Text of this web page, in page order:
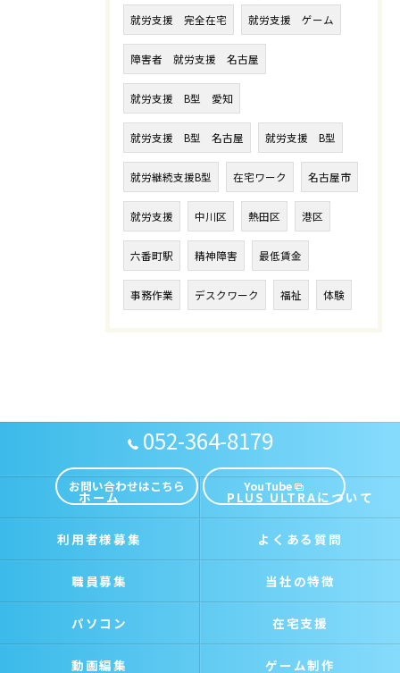
就労支援 完全在宅 就労支援 ゲーム
障害者 就労支援 名古屋
就労支援 B型 愛知
就労支援 B型 名古屋 就労支援 B型
就労継続支援B型 在宅ワーク 名古屋市
就労支援 中川区 熱田区 港区
六番町駅 精神障害 最低賃金
事務作業 デスクワーク 福祉 体験
052-364-8179
お問い合わせはこちら YouTube
ホーム PLUS ULTRAについて
利用者様募集 よくある質問
職員募集 当社の特徴
パソコン 在宅支援
動画編集 ゲーム制作